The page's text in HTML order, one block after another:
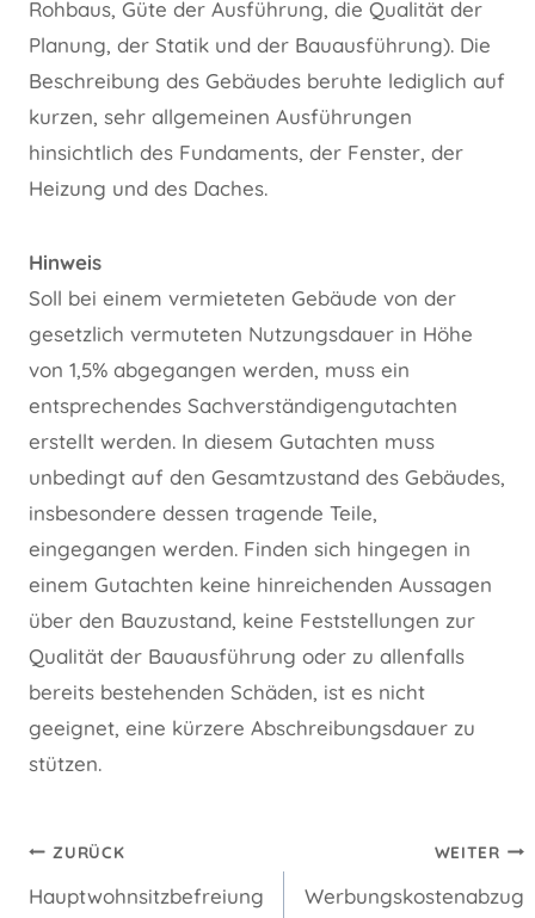
Rohbaus, Güte der Ausführung, die Qualität der
Planung, der Statik und der Bauausführung). Die
Beschreibung des Gebäudes beruhte lediglich auf
kurzen, sehr allgemeinen Ausführungen
hinsichtlich des Fundaments, der Fenster, der
Heizung und des Daches.
Hinweis
Soll bei einem vermieteten Gebäude von der
gesetzlich vermuteten Nutzungsdauer in Höhe
von 1,5% abgegangen werden, muss ein
entsprechendes Sachverständigengutachten
erstellt werden. In diesem Gutachten muss
unbedingt auf den Gesamtzustand des Gebäudes,
insbesondere dessen tragende Teile,
eingegangen werden. Finden sich hingegen in
einem Gutachten keine hinreichenden Aussagen
über den Bauzustand, keine Feststellungen zur
Qualität der Bauausführung oder zu allenfalls
bereits bestehenden Schäden, ist es nicht
geeignet, eine kürzere Abschreibungsdauer zu
stützen.
Beitragsnavigation
ZURÜCK
Hauptwohnsitzbefreiung
WEITER
Werbungskostenabzug